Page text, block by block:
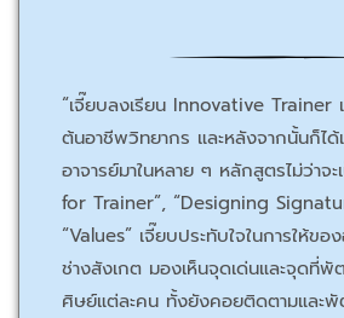
“เจี๊ยบลงเรียน Innovative Trainer เ
ต้นอาชีพวิทยากร และหลังจากนั้นก็ไ
อาจารย์มาในหลาย ๆ หลักสูตรไม่ว่าจ
for Trainer”, “Designing
“Values” เจี๊ยบประทับใจในการให้ขอ
ช่างสังเกต มองเห็นจุดเด่นและจุดที่
ศิษย์แต่ละคน ทั้งยังคอยติดตามและ